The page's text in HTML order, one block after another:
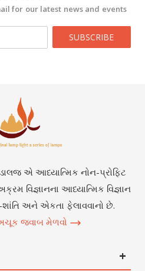
for our latest news and events
SUBSCRIBE
એ આધ્યાત્મિક નોન-પ્રોફિટ
વિજ્ઞાનના આધ્યાત્મિક વિજ્ઞાન
અને એકતા ફેલાવવાનો છે.
અચૂક જવાબ મેળવો